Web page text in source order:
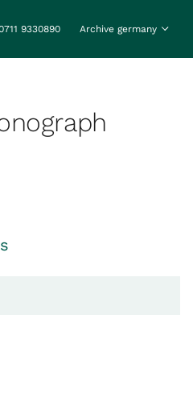
9330890 Archive germany